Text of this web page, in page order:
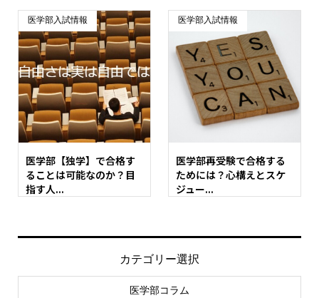
医学部入試情報
医学部【独学】で合格す
ることは可能なのか？目
指す人...
医学部入試情報
医学部再受験で合格する
ためには？心構えとスケ
ジュー...
カテゴリー選択
医学部コラム